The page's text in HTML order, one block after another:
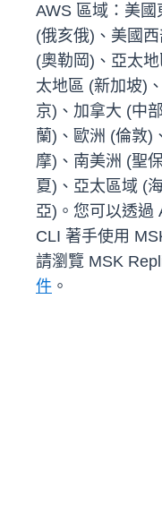
AWS 區域：美
(俄亥俄)、美國
(奧勒岡)、亞太
太地區 (新加坡)
京)、加拿大 (中
蘭)、歐洲 (倫敦)
摩)、南美洲 (聖
夏)、亞太區域 (
亞)。您可以透過
CLI 著手使用
請瀏覽 MSK
件 。